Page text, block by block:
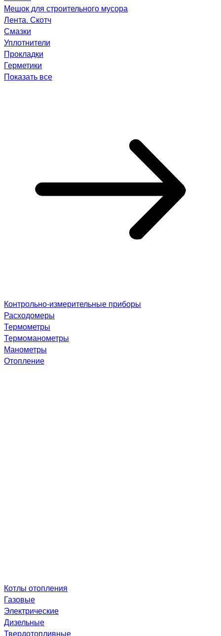
Мешок для строительного мусора
Лента. Скотч
Смазки
Уплотнители
Прокладки
Герметики
Показать все
Контрольно-измерительные приборы
Расходомеры
Термометры
Термоманометры
Манометры
Отопление
Котлы отопления
Газовые
Электрические
Дизельные
Твердотопливные